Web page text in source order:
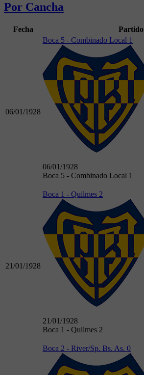
Por Cancha
Fecha Partido
06/01/1928
Boca 5 - Combinado Local 1
06/01/1928
Boca 5 - Combinado Local 1
21/01/1928
Boca 1 - Quilmes 2
21/01/1928
Boca 1 - Quilmes 2
Boca 2 - River/Sp. Bs. As. 0